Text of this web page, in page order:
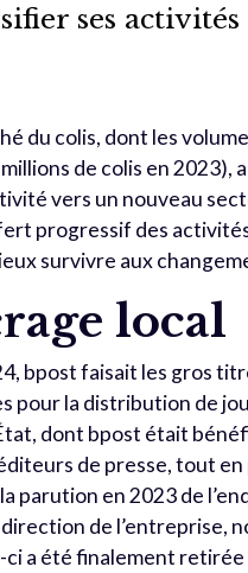
ses
du colis, dont les
de colis en 2023),
vers un nouveau
progressif des
survivre aux
local
bpost faisait les gros
pour la distribution de
dont bpost était
de presse, tout
parution en 2023 de
de l’entreprise,
a été finalement retirée